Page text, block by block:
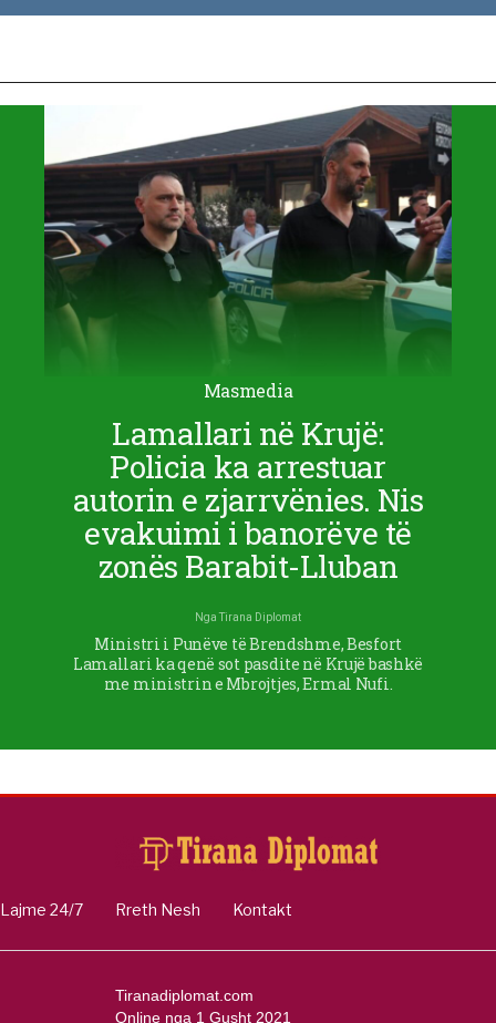
Masmedia
Lamallari në Krujë:
Policia ka arrestuar
autorin e zjarrvënies. Nis
evakuimi i banorëve të
zonës Barabit-Lluban
NgaTirana Diplomat
Ministri i Punëve të Brendshme, Besfort
Lamallari ka qenë sot pasdite në Krujë bashkë
me ministrin e Mbrojtjes, Ermal Nufi.
Lajme 24/7 Rreth Nesh Kontakt
Tiranadiplomat.com
Online nga 1 Gusht 2021